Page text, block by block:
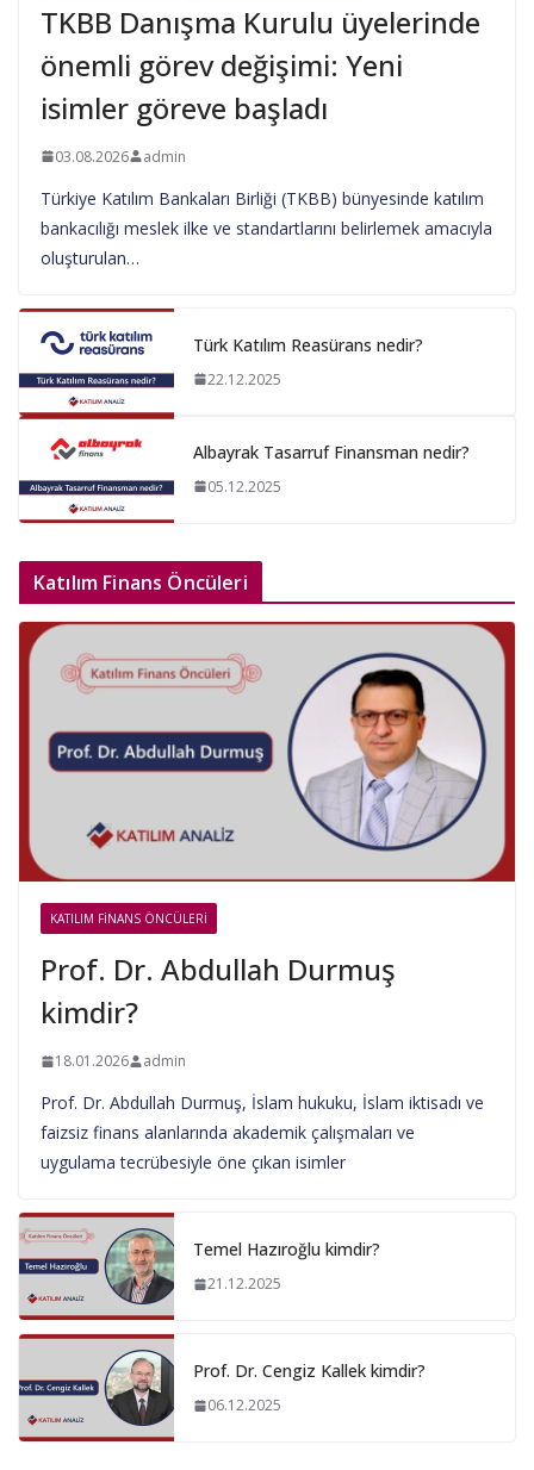
TKBB Danışma Kurulu üyelerinde
önemli görev değişimi: Yeni
isimler göreve başladı
03.08.2026 admin
Türkiye Katılım Bankaları Birliği (TKBB) bünyesinde katılım
bankacılığı meslek ilke ve standartlarını belirlemek amacıyla
oluşturulan…
Türk Katılım Reasürans nedir?
22.12.2025
Albayrak Tasarruf Finansman nedir?
05.12.2025
Katılım Finans Öncüleri
KATILIM FINANS ÖNCÜLERI
Prof. Dr. Abdullah Durmuş
kimdir?
18.01.2026 admin
Prof. Dr. Abdullah Durmuş, İslam hukuku, İslam iktisadı ve
faizsiz finans alanlarında akademik çalışmaları ve
uygulama tecrübesiyle öne çıkan isimler
Temel Hazıroğlu kimdir?
21.12.2025
Prof. Dr. Cengiz Kallek kimdir?
06.12.2025